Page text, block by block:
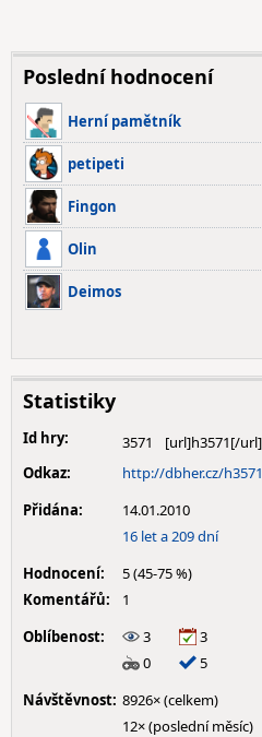
Poslední hodnocení
Herní pamětník
petipeti
Fingon
Olin
Deimos
Statistiky
Id hry:
3571
Odkaz:
http://dbher.cz/h3571
Přidána:
14.01.2010
16 let a 209 dní
Hodnocení:
5 (45-75 %)
Komentářů:
1
Oblíbenost:
3
3
0
5
Návštěvnost: 8926× (celkem)
12× (poslední měsíc)